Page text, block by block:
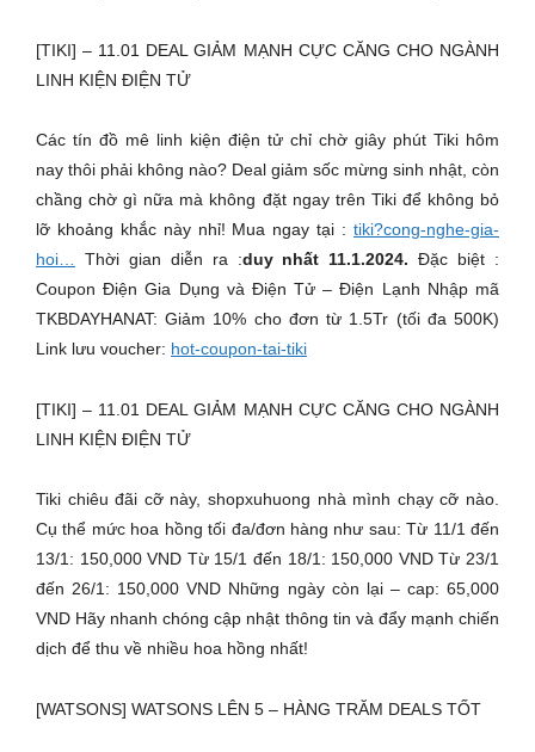
[TIKI] – 11.01 DEAL GIẢM MẠNH CỰC CĂNG CHO NGÀNH
LINH KIỆN ĐIỆN TỬ
Các tín đồ mê linh kiện điện tử chỉ chờ giây phút Tiki hôm
nay thôi phải không nào? Deal giảm sốc mừng sinh nhật, còn
chầng chờ gì nữa mà không đặt ngay trên Tiki để không bỏ
lỡ khoảng khắc này nhỉ! Mua ngay tại : tiki?cong-nghe-gia-
hoi…
Thời gian diễn ra :duy nhất 11.1.2024. Đặc biệt :
Coupon Điện Gia Dụng và Điện Tử – Điện Lạnh Nhập mã
TKBDAYHANAT: Giảm 10% cho đơn từ 1.5Tr (tối đa 500K)
Link lưu voucher: hot-coupon-tai-tiki
[TIKI] – 11.01 DEAL GIẢM MẠNH CỰC CĂNG CHO NGÀNH
LINH KIỆN ĐIỆN TỬ
Tiki chiêu đãi cỡ này, shopxuhuong nhà mình chạy cỡ nào.
Cụ thể mức hoa hồng tối đa/đơn hàng như sau: Từ 11/1 đến
13/1: 150,000 VND Từ 15/1 đến 18/1: 150,000 VND Từ 23/1
đến 26/1: 150,000 VND Những ngày còn lại – cap: 65,000
VND Hãy nhanh chóng cập nhật thông tin và đẩy mạnh chiến
dịch để thu về nhiều hoa hồng nhất!
[WATSONS] WATSONS LÊN 5 – HÀNG TRĂM DEALS TỐT